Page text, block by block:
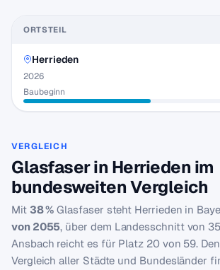
ORTSTEIL
Herrieden
2026
Baubeginn
VERGLEICH
Glasfaser in Herrieden im
bundesweiten Vergleich
Mit 38 % Glasfaser steht Herrieden in
von 2055, über dem Landesschnitt von
Ansbach reicht es für Platz 20 von 59.
Vergleich aller Städte und Bundesländer